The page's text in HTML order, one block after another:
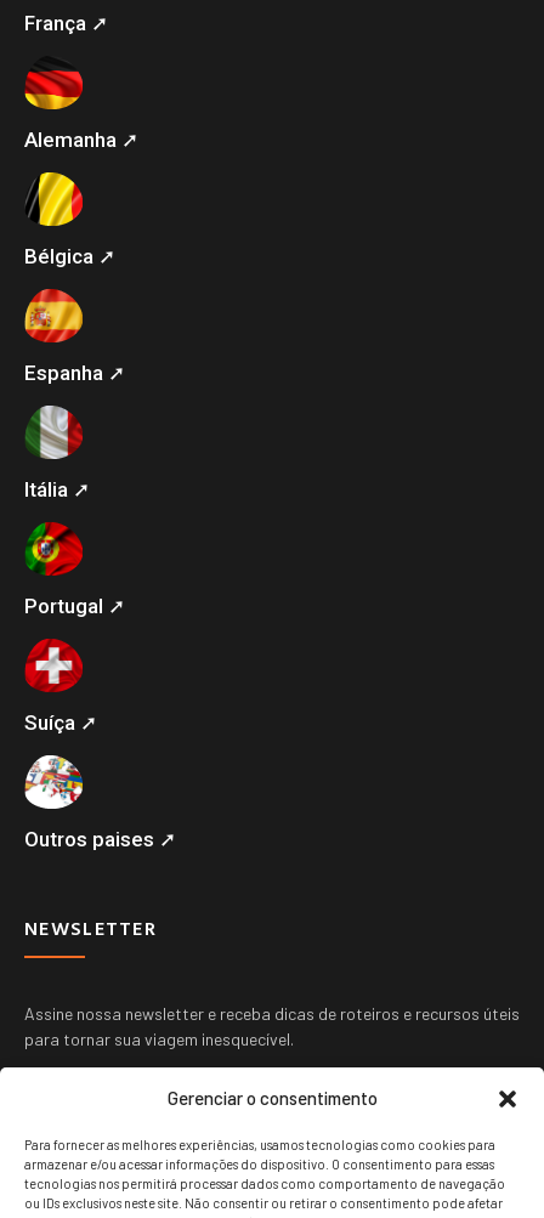
Gerenciar o consentimento
Para fornecer as melhores experiências, usamos tecnologias como cookies para
armazenar e/ou acessar informações do dispositivo. O consentimento para essas
tecnologias nos permitirá processar dados como comportamento de navegação
ou IDs exclusivos neste site. Não consentir ou retirar o consentimento pode afetar
França ➚
Alemanha ➚
Bélgica ➚
Espanha ➚
Itália ➚
Portugal ➚
Suíça ➚
Outros paises ➚
NEWSLETTER
Assine nossa newsletter e receba dicas de roteiros e recursos úteis
para tornar sua viagem inesquecível.